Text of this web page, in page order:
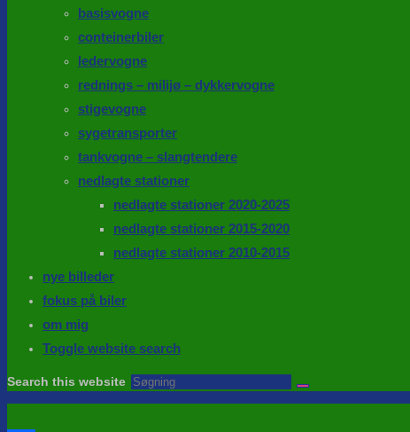
basisvogne
conteinerbiler
ledervogne
rednings – milijø – dykkervogne
stigevogne
sygetransporter
tankvogne – slangtendere
nedlagte stationer
nedlagte stationer 2020-2025
nedlagte stationer 2015-2020
nedlagte stationer 2010-2015
nye billeder
fokus på biler
om mig
Toggle website search
Search this website